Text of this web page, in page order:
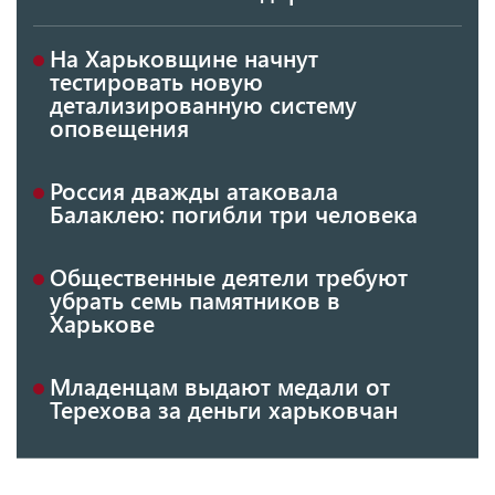
На Харьковщине начнут
тестировать новую
детализированную систему
оповещения
Россия дважды атаковала
Балаклею: погибли три человека
Общественные деятели требуют
убрать семь памятников в
Харькове
Младенцам выдают медали от
Терехова за деньги харьковчан